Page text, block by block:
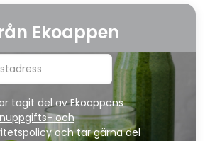
Ekoappen
tagit del av Ekoappens
och
och tar gärna del